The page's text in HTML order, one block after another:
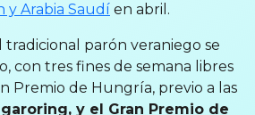
y Arabia Saudí en abril.
tradicional parón veraniego se
con tres fines de semana libres
Premio de Hungría, previo a las
y el Gran Premio de